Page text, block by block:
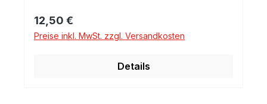
Regulärer Preis:
12,50 €
Preise inkl. MwSt. zzgl. Versandkosten
Details